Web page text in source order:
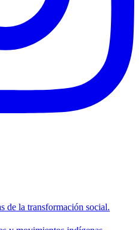
de la transformación social.